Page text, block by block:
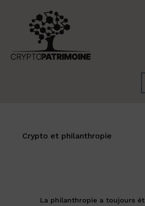
Crypto et philanthropie
La philanthropie a toujours